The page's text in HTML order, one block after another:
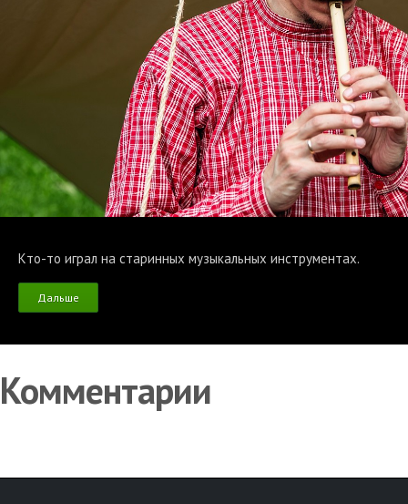
Кто-то играл на старинных музыкальных инструментах.
Дальше
Комментарии